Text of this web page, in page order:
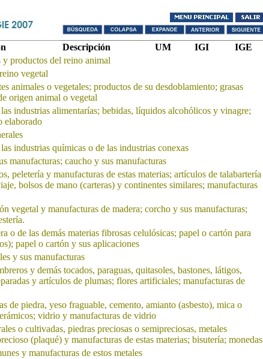
Descripción UM IGI
IGE
productos del reino animal
vegetal
animales o vegetales; productos de su desdoblamiento; grasas
origen animal o vegetal
industrias alimentarías; bebidas, líquidos alcohólicos y vinagre;
elaborado
industrias químicas o de las industrias conexas
manufacturas; caucho y sus manufacturas
peletería y manufacturas de estas materias; artículos de talabartería
bolsos de mano (carteras) y continentes similares; manufacturas
vegetal y manufacturas de madera; corcho y sus manufacturas;
o de las demás materias fibrosas celulósicas; papel o cartón para
papel o cartón y sus aplicaciones
y sus manufacturas
y demás tocados, paraguas, quitasoles, bastones, látigos,
y artículos de plumas; flores artificiales; manufacturas de
de piedra, yeso fraguable, cemento, amianto (asbesto), mica o
vidrio y manufacturas de vidrio
o cultivadas, piedras preciosas o semipreciosas, metales
(plaqué) y manufacturas de estas materias; bisutería; monedas
y manufacturas de estos metales